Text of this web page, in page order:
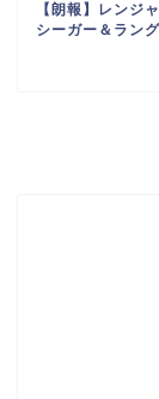
【朗報】レンジ
シーガー＆ラン